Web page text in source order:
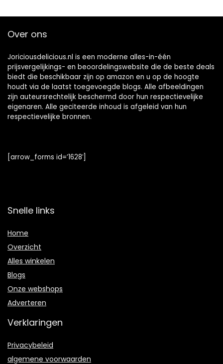
Over ons
Joriciousdelicious.nl is een moderne alles-in-één
prijsvergelijkings- en beoordelingswebsite die de beste deals
biedt die beschikbaar zijn op amazon en u op de hoogte
houdt via de laatst toegevoegde blogs. Alle afbeeldingen
zijn auteursrechtelijk beschermd door hun respectievelijke
eigenaren. Alle geciteerde inhoud is afgeleid van hun
respectievelijke bronnen.
[arrow_forms id=’1628′]
Snelle links
Home
Overzicht
Alles winkelen
Blogs
Onze webshops
Adverteren
Verklaringen
Privacybeleid
algemene voorwaarden